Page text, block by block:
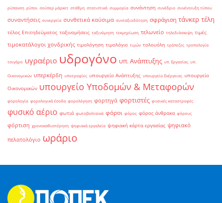
ρύπανση ρύποι σούπερ μάρκετ στάθμη στατιστικά συμμορία συνάντηση συνέδριο συνέντευξη τύπου
συναντήσεις συνεργεία συνθετικά καύσιμα συνταξιοδότηση σφράγιση τάνκερ τέλη
τέλος Επιτηδεύματος ταξινομήσεις ταξινόμηση τεκμηρίωση τελωνείο τηλεδιάσκεψη τιμές
τιμοκατάλογοι χονδρικής τιμολόγηση τιμολόγιο τιμών τολουόλη τράπεζες τροπολογία
τσιγάρο υγραέριο υδρογόνο υπ. Ανάπτυξης υπ. Εργασίας υπ.
Οικονομικών υπερκέρδη υποτροφίες υπουργείο Ανάπτυξης υπουργείο Ενέργειας υπουργείο
Οικονομικών υπουργείο Υποδομών & Μεταφορών
φορολογία φορολογικά έσοδα φορολόγηση φορτηγά φορτιστές φυσικές καταστροφές
φυσικό αέριο φωτιά φωτοβολταϊκά φόροι φόρος φόρος άνθρακα φόρους
φόρτιση χρονοκαθυστέρηση ψηφιακά εργαλεία ψηφιακή κάρτα εργασίας ψηφιακό
πελατολόγιο ωράριο